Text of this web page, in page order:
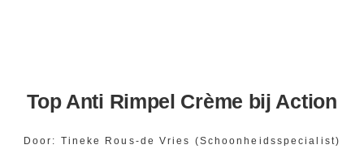
Top Anti Rimpel Crème bij Action
Door: Tineke Rous-de Vries (Schoonheidsspecialist)